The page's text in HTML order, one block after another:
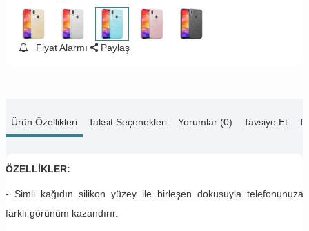
Fiyat Alarmı Paylaş
Ürün Özellikleri Taksit Seçenekleri Yorumlar (0) Tavsiye Et
ÖZELLİKLER:
- Simli kağıdın silikon yüzey ile birleşen dokusuyla telefonunuza
farklı görünüm kazandırır.